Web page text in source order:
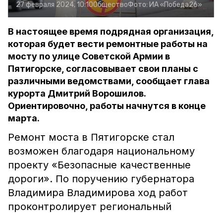
27 февраля 2024, 10:10ОбществоФото: ИА «Победа26»
В настоящее время подрядная организация,
которая будет вести ремонтные работы на
мосту по улице Советской Армии в
Пятигорске, согласовывает свои планы с
различными ведомствами, сообщает глава
курорта Дмитрий Ворошилов.
Ориентировочно, работы начнутся в конце
марта.
Ремонт моста в Пятигорске стал
возможен благодаря национальному
проекту «Безопасные качественные
дороги». По поручению губернатора
Владимира Владимирова ход работ
проконтролирует региональный